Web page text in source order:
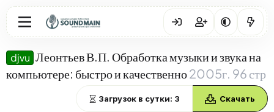
djvu Леонтьев В.П. Обработка музыки и звука на
компьютере: быстро и качественно2005г. 96 стр
Загрузок в сутки: 3 Скачать